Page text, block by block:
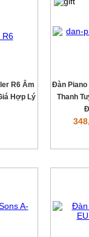
R6 Âm
Hợp Lý
Đàn Piano
Thanh